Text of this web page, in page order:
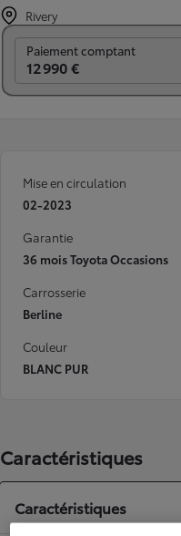
Rivery
Paiement comptant
12 990 €
Mise en circulation
02-2023
Garantie
36 mois Toyota Occasions
Carrosserie
Berline
Couleur
BLANC PUR
Caractéristiques
Caractéristiques